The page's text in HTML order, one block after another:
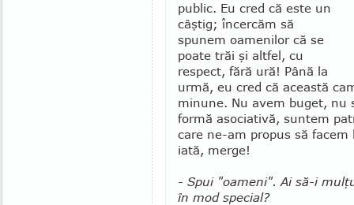
public. Eu cred că este un
câştig; încercăm să
spunem oa­menilor că se
poate trăi şi altfel, cu
respect, fără ură! Până la
urmă, eu cred că această
minune. Nu avem buget, nu
formă asociativă, suntem
care ne-am propus să facem
iată, merge!
- Spui "oameni". Ai să-i
în mod special?